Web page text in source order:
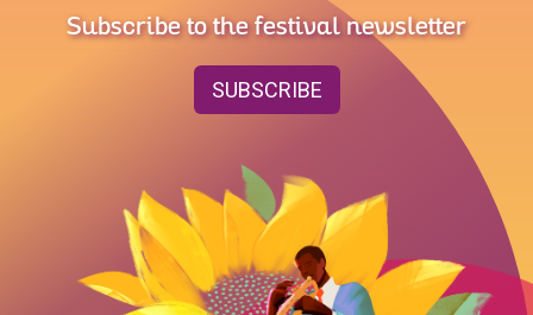
Subscribe to the festival newsletter
SUBSCRIBE